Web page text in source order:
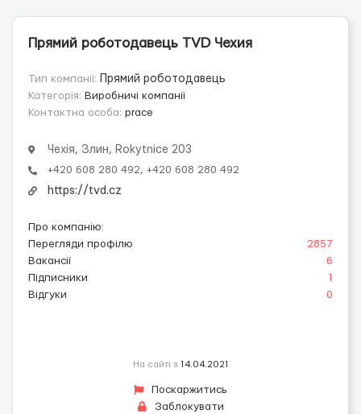
Прямий роботодавець TVD Чехия
Тип компанії:
Прямий роботодавець
Категорія: Виробничі компанії
Контактна особа: prace
Чехія, Злин, Rokytnice 203
+420 608 280 492, +420 608 280 492
https://tvd.cz
Про компанію:
Перегляди профілю
2857
Вакансії
6
Підписники
1
Відгуки
0
На сайті з 14.04.2021
Поскаржитись
Заблокувати